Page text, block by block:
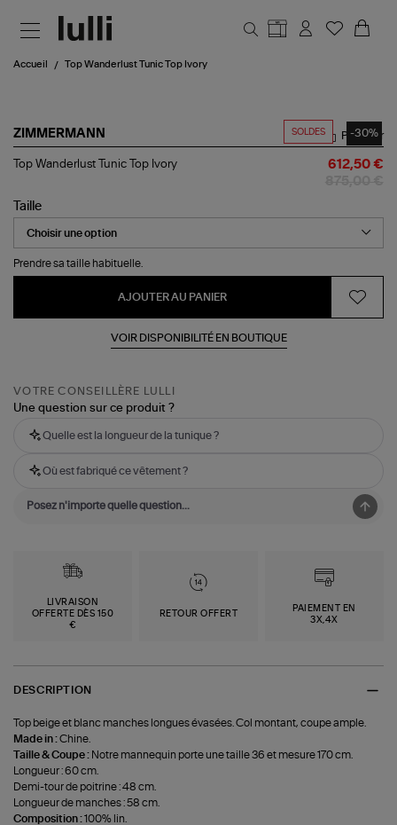
Accueil Top Wanderlust Tunic Top Ivory
SOLDES -30%
ZIMMERMANN
Top
Top
Ivory
Partager
Top Wanderlust Tunic Top Ivory 612,50 €
Taille
Prendre sa taille habituelle.
AJOUTER AU PANIER
VOIR DISPONIBILITÉ EN BOUTIQUE
VOTRE CONSEILLÈRE LULLI
Une question sur ce produit ?
Quelle est la longueur de la tunique ?
Où est fabriqué ce vêtement ?
LIVRAISON
OFFERTE DÈS 150
€
RETOUR OFFERT
PAIEMENT EN
3X,4X
DESCRIPTION
Top beige et blanc manches longues évasées. Col montant, coupe ample.
Made in :Chine.
Taille & Coupe : Notre mannequin porte une taille 36 et mesure 170 cm.
Longueur : 60 cm.
Demi-tour de poitrine : 48 cm.
Longueur de manches : 58 cm.
Composition :100% lin.